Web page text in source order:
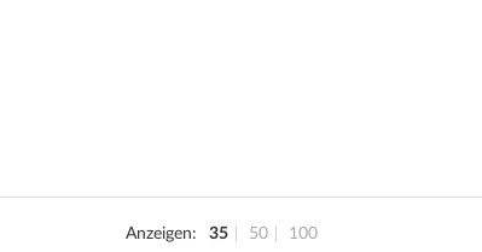
Anzeigen 35 50 100